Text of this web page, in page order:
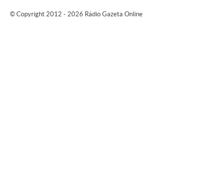
© Copyright 2012 - 2026 Rádio Gazeta Online